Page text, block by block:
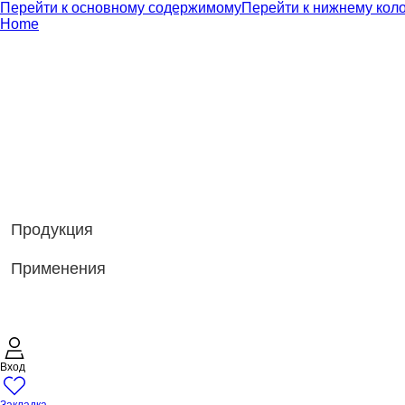
Перейти к основному содержимомуПерейти к нижнему
Home
Продукция
Применения
Вход